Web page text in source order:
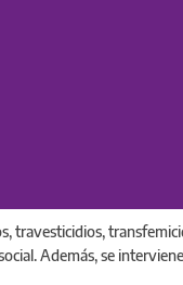
travesticidios,
Además, se